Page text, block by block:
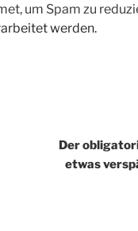
um Spam zu
werden.
Der
etwas